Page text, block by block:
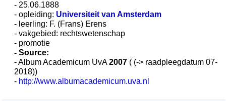
- 25.06.1888
- opleiding: Universiteit van Amsterdam
- leerling: F. (Frans) Erens
- vakgebied: rechtswetenschap
- promotie
- Source:
- Album Academicum UvA2007 ( (-> raadpleegdatum 07-
2018))
- http://www.albumacademicum.uva.nl